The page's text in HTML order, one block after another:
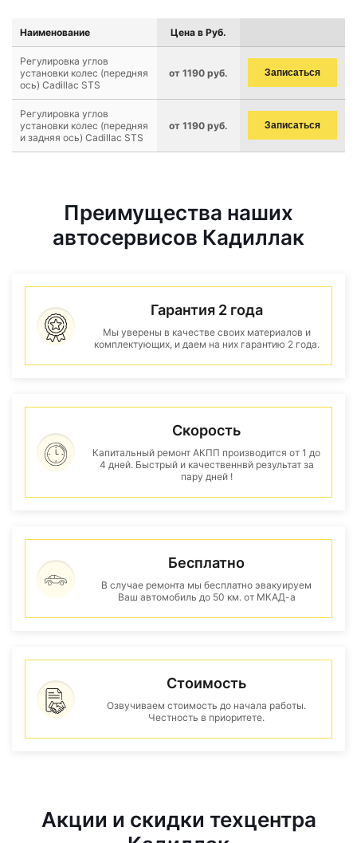
Наименование Цена в Руб.
Регулировка углов
установки колес (передняя
ось) Cadillac STS
от 1190 руб. Записаться
Регулировка углов
установки колес (передняя
и задняя ось) Cadillac STS
от 1190 руб. Записаться
Преимущества наших
автосервисов Кадиллак
Гарантия 2 года
Мы уверены в качестве своих материалов и
комплектующих, и даем на них гарантию 2 года.
Скорость
Капитальный ремонт АКПП производится от 1 до
4 дней. Быстрый и качественнвй результат за
пару дней !
Бесплатно
В случае ремонта мы бесплатно эвакуируем
Ваш автомобиль до 50 км. от МКАД-а
Стоимость
Озвучиваем стоимость до начала работы.
Честность в приоритете.
Акции и скидки техцентра